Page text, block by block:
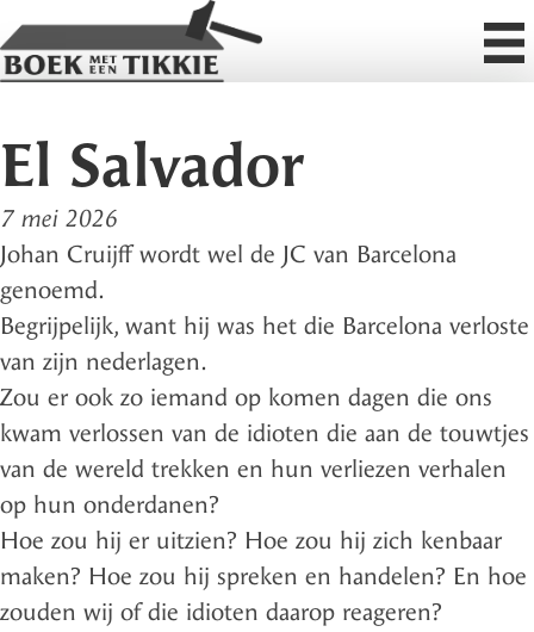
El Salvador
7 mei 2026
Johan Cruijff wordt wel de JC van Barcelona
genoemd.
Begrijpelijk, want hij was het die Barcelona verloste
van zijn nederlagen.
Zou er ook zo iemand op komen dagen die ons
kwam verlossen van de idioten die aan de touwtjes
van de wereld trekken en hun verliezen verhalen
op hun onderdanen?
Hoe zou hij er uitzien? Hoe zou hij zich kenbaar
maken? Hoe zou hij spreken en handelen? En hoe
zouden wij of die idioten daarop reageren?